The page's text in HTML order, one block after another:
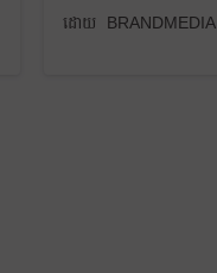
BRANDMEDIA